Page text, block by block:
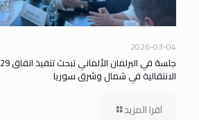
2026-03-04
الانتقالية في شمال وشرق سوريا
اقرا المزيد